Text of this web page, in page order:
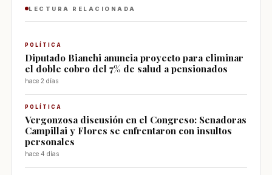
LECTURA RELACIONADA
POLÍTICA
Diputado Bianchi anuncia proyecto para eliminar
el doble cobro del 7% de salud a pensionados
hace 2 días
POLÍTICA
Vergonzosa discusión en el Congreso: Senadoras
Campillai y Flores se enfrentaron con insultos
personales
hace 4 días